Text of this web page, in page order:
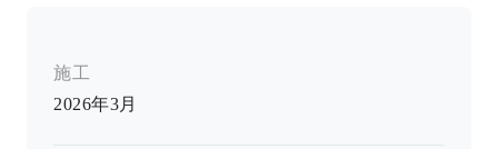
施工
2026年3月